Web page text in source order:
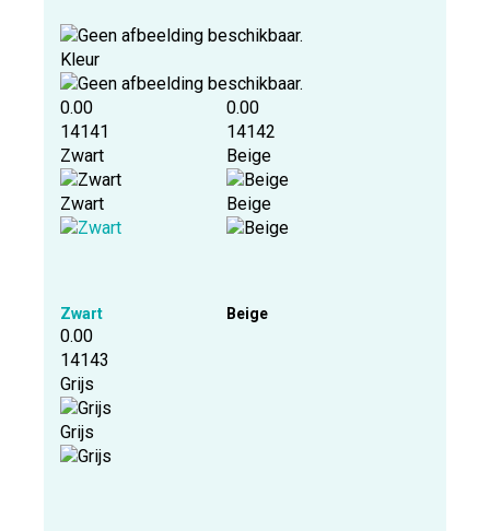
Kleur
0.00
14141
Zwart
Zwart
Zwart
0.00
14142
Beige
Beige
Beige
0.00
14143
Grijs
Grijs